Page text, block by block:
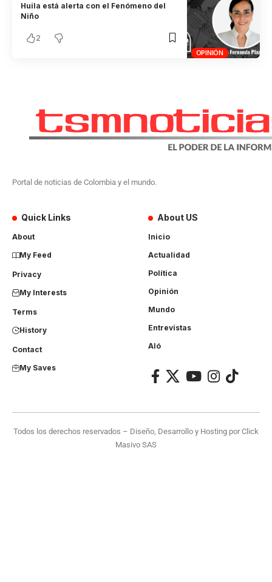
OPINIÓN
Huila está alerta con el Fenómeno del
Niño
2
Portal de noticias de Colombia y el mundo.
Quick Links
About
My Feed
Privacy
My Interests
Terms
History
Contact
My Saves
About US
Inicio
Actualidad
Política
Opinión
Mundo
Entrevistas
Aló
Todos los derechos reservados – Diseño, Desarrollo y Hosting porClick
Masivo SAS